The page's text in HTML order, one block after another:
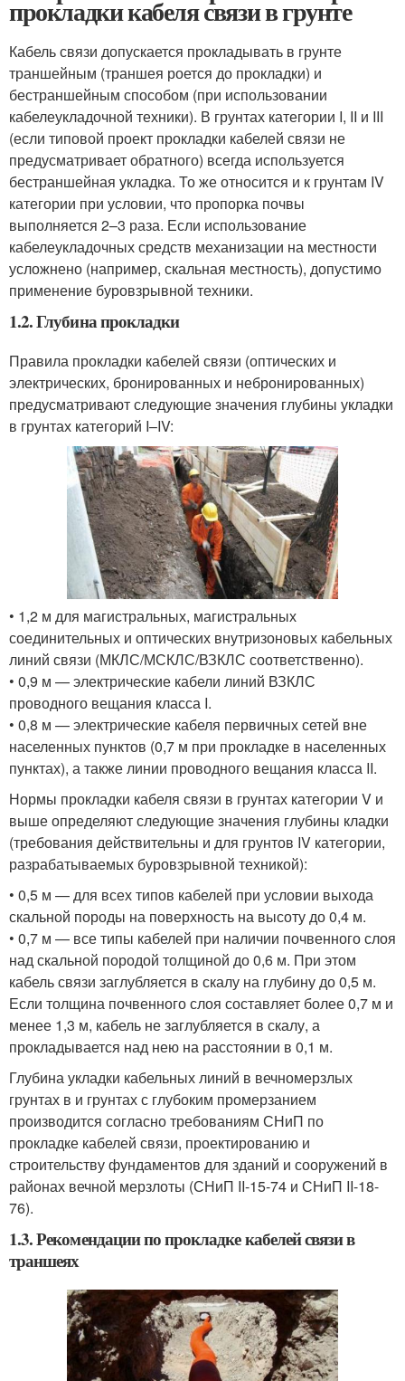
прокладки кабеля связи в грунте
Кабель связи допускается прокладывать в грунте
траншейным (траншея роется до прокладки) и
бестраншейным способом (при использовании
кабелеукладочной техники). В грунтах категории I, II и III
(если типовой проект прокладки кабелей связи не
предусматривает обратного) всегда используется
бестраншейная укладка. То же относится и к грунтам IV
категории при условии, что пропорка почвы
выполняется 2–3 раза. Если использование
кабелеукладочных средств механизации на местности
усложнено (например, скальная местность), допустимо
применение буровзрывной техники.
1.2. Глубина прокладки
Правила прокладки кабелей связи (оптических и
электрических, бронированных и небронированных)
предусматривают следующие значения глубины укладки
в грунтах категорий I–IV:
• 1,2 м для магистральных, магистральных
соединительных и оптических внутризоновых кабельных
линий связи (МКЛС/МСКЛС/ВЗКЛС соответственно).
• 0,9 м — электрические кабели линий ВЗКЛС
проводного вещания класса I.
• 0,8 м — электрические кабеля первичных сетей вне
населенных пунктов (0,7 м при прокладке в населенных
пунктах), а также линии проводного вещания класса II.
Нормы прокладки кабеля связи в грунтах категории V и
выше определяют следующие значения глубины кладки
(требования действительны и для грунтов IV категории,
разрабатываемых буровзрывной техникой):
• 0,5 м — для всех типов кабелей при условии выхода
скальной породы на поверхность на высоту до 0,4 м.
• 0,7 м — все типы кабелей при наличии почвенного слоя
над скальной породой толщиной до 0,6 м. При этом
кабель связи заглубляется в скалу на глубину до 0,5 м.
Если толщина почвенного слоя составляет более 0,7 м и
менее 1,3 м, кабель не заглубляется в скалу, а
прокладывается над нею на расстоянии в 0,1 м.
Глубина укладки кабельных линий в вечномерзлых
грунтах в и грунтах с глубоким промерзанием
производится согласно требованиям СНиП по
прокладке кабелей связи, проектированию и
строительству фундаментов для зданий и сооружений в
районах вечной мерзлоты (СНиП II-15-74 и СНиП II-18-
76).
1.3. Рекомендации по прокладке кабелей связи в
траншеях